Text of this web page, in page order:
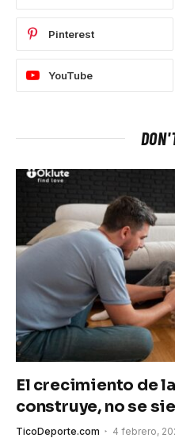
Pinterest
YouTube
El crecimiento de
construye, no se
TicoDeporte.com 4 febrero,